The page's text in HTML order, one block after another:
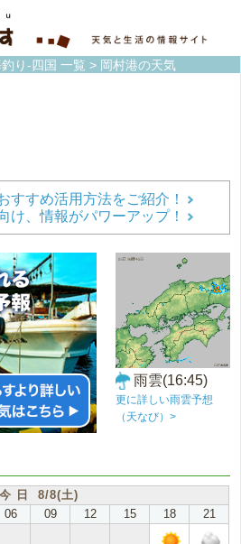
り-四国 一覧 > 岡村港の天気
すすめ活用方法をご紹介！
け、情報がパワーアップ！
雨雲(16:45)
更に詳しい雨雲予想
（天なび）>
今 日 8/8(土)
06 09 12 15 18 21